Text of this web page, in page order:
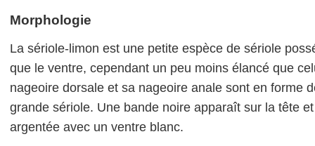
Morphologie
La sériole-limon est une petite espèce de sériole
que le ventre, cependant un peu moins élancé que
nageoire dorsale et sa nageoire anale sont en forme
grande sériole. Une bande noire apparaît sur la tête
argentée avec un ventre blanc.